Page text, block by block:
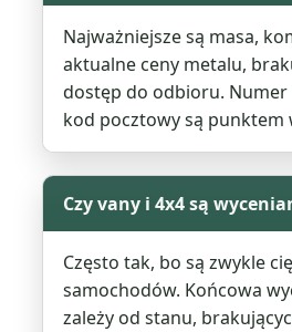
Najważniejsze są masa,
aktualne ceny metalu,
dostęp do odbioru. Numer
kod pocztowy są punktem
Czy vany i 4x4 są
Często tak, bo są zwykle
samochodów. Końcowa
zależy od stanu,